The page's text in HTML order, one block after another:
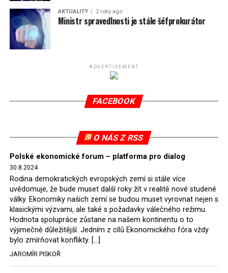
uhlím. Ta v současnosti pokrývá 7 % polské energetické
spotřeby.
Připomeňme, že ukončení těžby hnědého uhlí pro
(SDEU) v souvislosti se stížnostmi českých samospráv
verdiktem španělské soudkyně Rosario Silva de Lapureta
tomuto rozhodnutí nevyhověla, proto na žádost
2022, než byl tento případ z důvodu uzavření dohody
Polska s Českou republikou o odstranění příčin sporu o
důl Turów vymazán z rejstříku tribunálu. Celkem si
Polsko nechalo z přiznaných evropských fondů odečíst
asi 70 milionů eur na pokutách a 45 milionů eur
zaplatilo jako odškodnění České republice – ale jak důl,
tak elektrárna nadále fungovaly. Už tehdy zástupci
tehdejší opozice a dnes vládnoucí koalice, jako
místopředseda Občanské platformy (PO) Rafał
AKTUALITY 2 roky ago
Ministr spravedlnosti je stále šéfprokurátor
ADVERTISEMENT
FACEBOOK
O NÁS Z RSS
Polské ekonomické forum – platforma pro dialog
30.8.2024
Rodina demokratických evropských zemí si stále více
uvědomuje, že bude muset další roky žít v realitě nové studené
války. Ekonomiky našich zemí se budou muset vyrovnat nejen s
klasickými výzvami, ale také s požadavky válečného režimu.
Hodnota spolupráce zůstane na našem kontinentu o to
výjimečně důležitější. Jedním z cílů Ekonomického fóra vždy
bylo zmírňovat konflikty. […]
JAROMÍR PISKOŘ